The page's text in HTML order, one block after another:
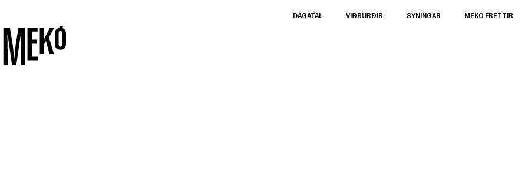
DAGATAL VIÐBURÐIR SÝNINGAR MEKÓ FRÉTTIR